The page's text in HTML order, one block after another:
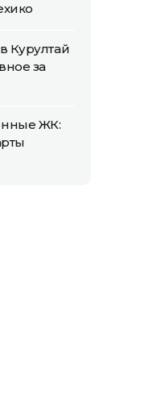
Курултай
за
ЖК: